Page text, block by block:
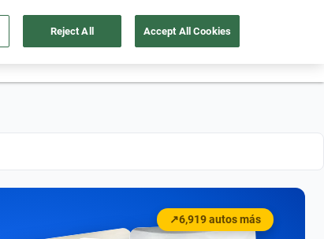
55 4162 9202 Ubicación
↗6,919 autos más
Reject All Accept All Cookies